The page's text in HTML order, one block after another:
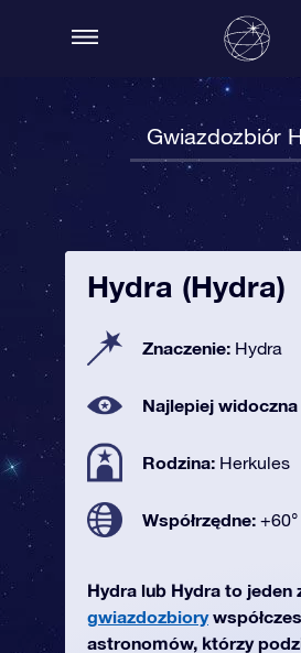
Gwiazdozbiór
Hydra (Hydra)
Znaczenie: Hydra
Najlepiej widoczna
Rodzina: Herkules
Współrzędne:
Hydra lub Hydra to jeden
gwiazdozbiory
astronomów, którzy